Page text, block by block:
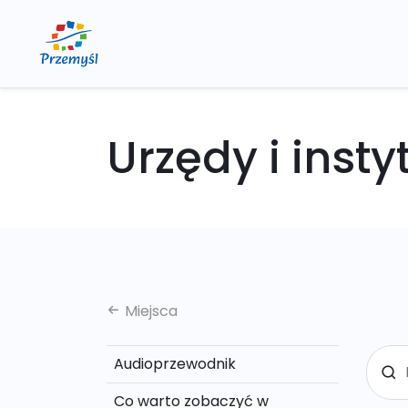
Urzędy i
Miejsca
Audioprzewodnik
Co warto zobaczyć w